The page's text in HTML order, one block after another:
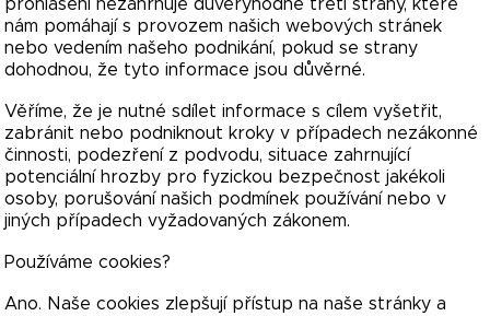
prohlášení nezahrnuje důvěryhodné třetí strany, které
nám pomáhají s provozem našich webových stránek
nebo vedením našeho podnikání, pokud se strany
dohodnou, že tyto informace jsou důvěrné.
Věříme, že je nutné sdílet informace s cílem vyšetřit,
zabránit nebo podniknout kroky v případech nezákonné
činnosti, podezření z podvodu, situace zahrnující
potenciální hrozby pro fyzickou bezpečnost jakékoli
osoby, porušování našich podmínek používání nebo v
jiných případech vyžadovaných zákonem.
Používáme cookies?
Ano. Naše cookies zlepšují přístup na naše stránky a